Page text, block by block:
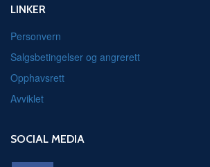
LINKER
Personvern
Salgsbetingelser og angrerett
Opphavsrett
Avviklet
SOCIAL MEDIA